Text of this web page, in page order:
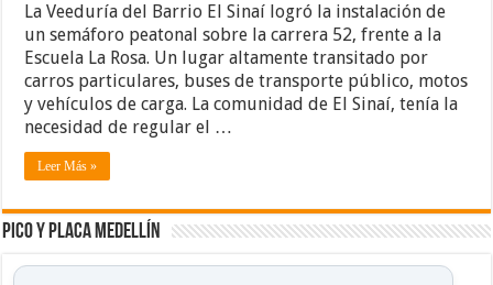
La Veeduría del Barrio El Sinaí logró la instalación de
un semáforo peatonal sobre la carrera 52, frente a la
Escuela La Rosa. Un lugar altamente transitado por
carros particulares, buses de transporte público, motos
y vehículos de carga. La comunidad de El Sinaí, tenía la
necesidad de regular el …
Leer Más »
Pico y placa Medellín